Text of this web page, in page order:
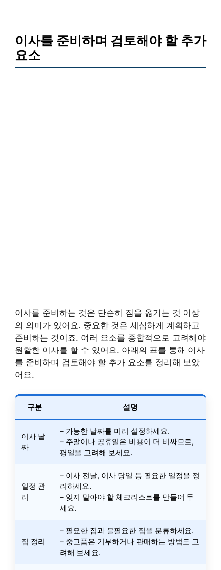
이사를 준비하며 검토해야 할 추가
요소
이사를 준비하는 것은 단순히 짐을 옮기는 것 이상
의 의미가 있어요. 중요한 것은 세심하게 계획하고
준비하는 것이죠. 여러 요소를 종합적으로 고려해야
원활한 이사를 할 수 있어요. 아래의 표를 통해 이사
를 준비하며 검토해야 할 추가 요소를 정리해 보았
어요.
구분 설명
이사 날
짜
– 가능한 날짜를 미리 설정하세요.
– 주말이나 공휴일은 비용이 더 비싸므로,
평일을 고려해 보세요.
일정 관
리
– 이사 전날, 이사 당일 등 필요한 일정을 정
리하세요.
– 잊지 말아야 할 체크리스트를 만들어 두
세요.
짐 정리
– 필요한 짐과 불필요한 짐을 분류하세요.
– 중고품은 기부하거나 판매하는 방법도 고
려해 보세요.